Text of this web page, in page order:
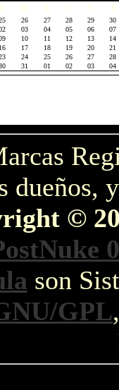
M X J V S
26 27 28 29 30
03 04 05 06 07
10 11 12 13 14
16 17 18 19 20 21
24 25 26 27 28
31 01 02 03 04
dueños,
©
son
GPL